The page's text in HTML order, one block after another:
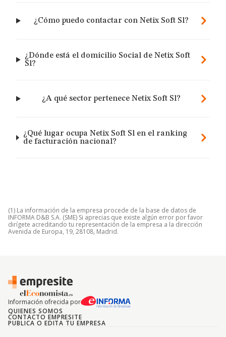
¿Cómo puedo contactar con Netix Soft Sl?
¿Dónde está el domicilio Social de Netix Soft
Sl?
¿A qué sector pertenece Netix Soft Sl?
¿Qué lugar ocupa Netix Soft Sl en el ranking
de facturación nacional?
(1) La información de la empresa procede de la base de datos de
INFORMA D&B S.A. (SME) Si aprecias que existe algún error por favor
dirígete acreditando tu representación de la empresa a la dirección
Avenida de Europa, 19, 28108, Madrid.
Información ofrecida por
QUIENES SOMOS
CONTACTO EMPRESITE
PUBLICA O EDITA TU EMPRESA